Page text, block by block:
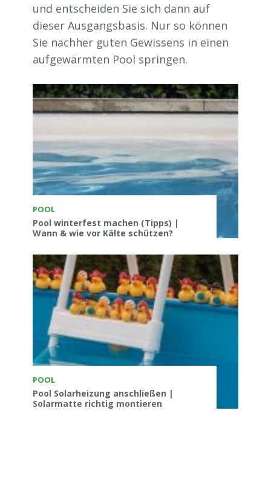
und entscheiden Sie sich dann auf
dieser Ausgangsbasis. Nur so können
Sie nachher guten Gewissens in einen
aufgewärmten Pool springen.
POOL
Pool winterfest machen (Tipps) |
Wann & wie vor Kälte schützen?
POOL
Pool Solarheizung anschließen |
Solarmatte richtig montieren